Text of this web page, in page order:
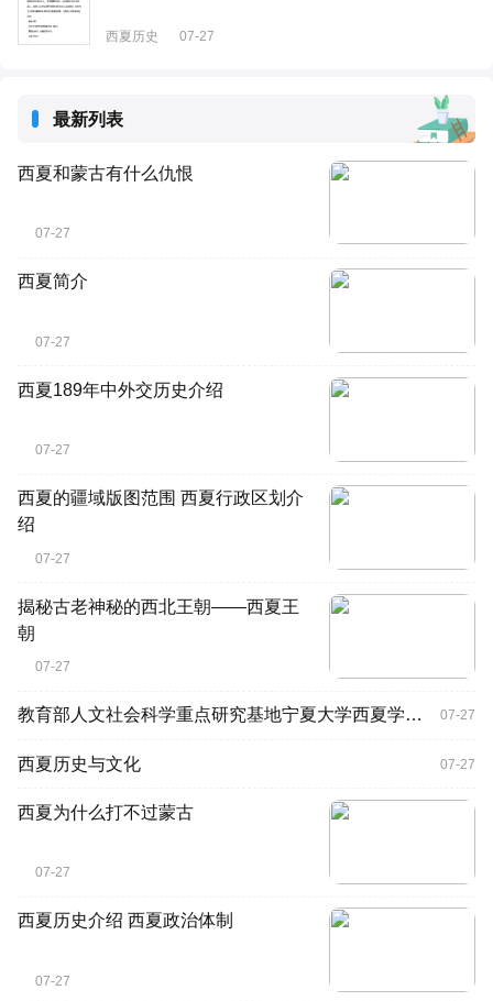
西夏历史 07-27
最新列表
西夏和蒙古有什么仇恨
07-27
西夏简介
07-27
西夏189年中外交历史介绍
07-27
西夏的疆域版图范围 西夏行政区划介
绍
07-27
揭秘古老神秘的西北王朝——西夏王
朝
07-27
教育部人文社会科学重点研究基地宁夏大学西夏学研究院简介 07-27
西夏历史与文化 07-27
西夏为什么打不过蒙古
07-27
西夏历史介绍 西夏政治体制
07-27